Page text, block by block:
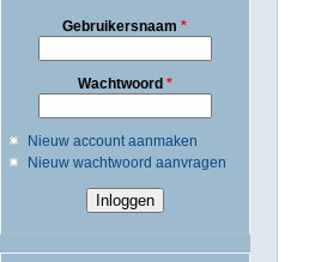
Gebruikersnaam*
Wachtwoord *
Nieuw account aanmaken
Nieuw wachtwoord aanvragen